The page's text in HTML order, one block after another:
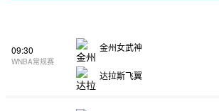
09:30
WNBA常规赛
金州女武神
达拉斯飞翼